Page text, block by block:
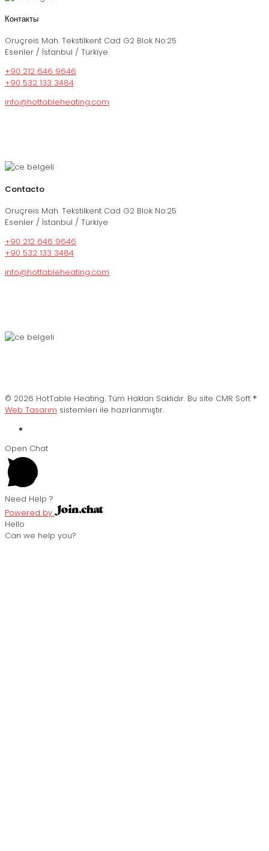
Контакты
Oruçreis Mah. Tekstilkent Cad G2 Blok No:25
Esenler / İstanbul / Türkiye
+90 212 646 9646
+90 532 133 3484
info@hottableheating.com
Contacto
Oruçreis Mah. Tekstilkent Cad G2 Blok No:25
Esenler / İstanbul / Türkiye
+90 212 646 9646
+90 532 133 3484
info@hottableheating.com
© 2026 HotTable Heating. Tüm Hakları Saklıdır. Bu site CMR Soft ®️
Web Tasarım sistemleri ile hazırlanmıştır.
Open Chat
Need Help ?
Powered by
Hello
Can we help you?